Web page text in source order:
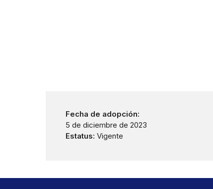
Fecha de adopción:
5 de diciembre de 2023
Estatus: Vigente